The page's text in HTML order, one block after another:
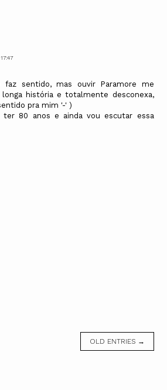
sentido, mas ouvir Paramore me
história e totalmente desconexa,
pra mim '-' )
ter 80 anos e ainda vou escutar essa
OLD ENTRIES →